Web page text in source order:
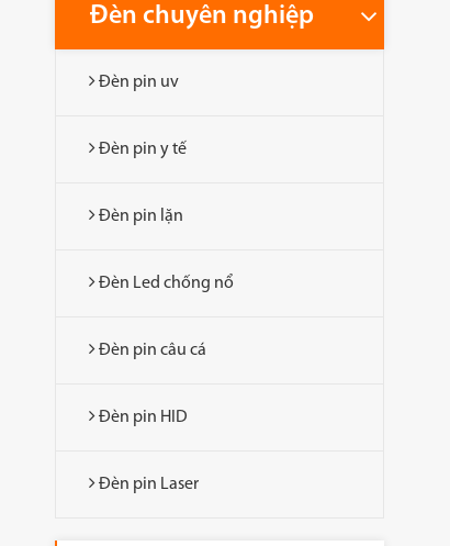
Đèn chuyên nghiệp
Đèn pin uv
Đèn pin y tế
Đèn pin lặn
Đèn Led chống nổ
Đèn pin câu cá
Đèn pin HID
Đèn pin Laser